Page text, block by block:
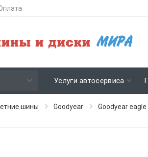
Услуги автосервиса
шины Goodyear Goodyear